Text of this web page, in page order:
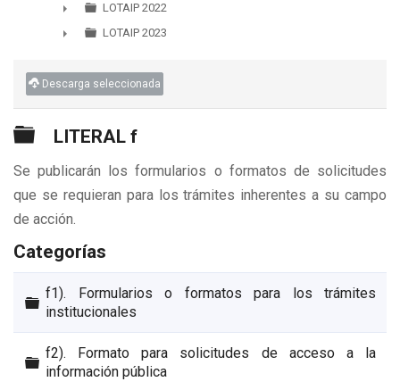
►
►
LOTAIP 2022
LOTAIP 2023
Descarga seleccionada
Carpeta
LITERAL f
Se publicarán los formularios o formatos de solicitudes
que se requieran para los trámites inherentes a su campo
de acción.
Categorías
Carpeta
f1). Formularios o formatos para los trámites
institucionales
Carpeta
f2). Formato para solicitudes de acceso a la
información pública